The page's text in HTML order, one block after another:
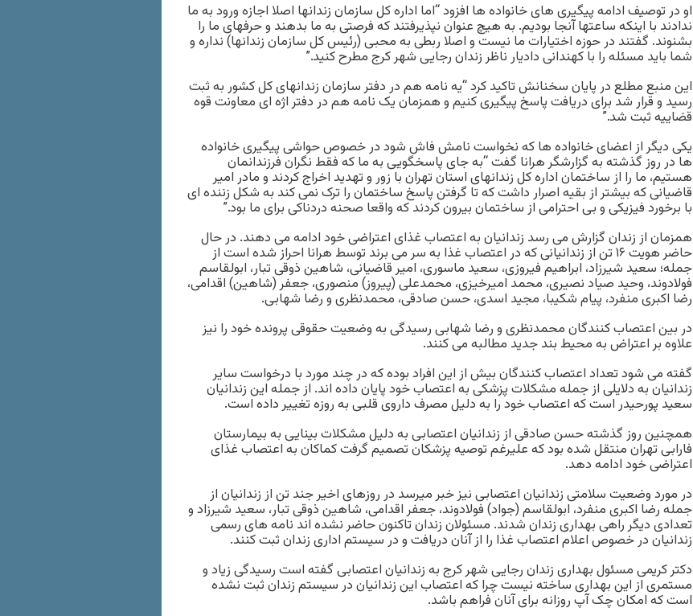
او در توصیف ادامه پیگیری های خانواده ها افزود “اما اداره کل سازمان زندانها اصلا اجازه ورود به ما
ندادند با اینکه ساعتها آنجا بودیم. به هیچ عنوان نپذیرفتند که فرصتی به ما بدهند و حرفهای ما را
بشنوند. گفتند در حوزه اختیارات ما نیست و اصلا ربطی به محبی (رئیس کل سازمان زندانها) نداره و
شما باید مسئله را با کهندانی دادیار ناظر زندان رجایی شهر کرج مطرح کنید.”
این منبع مطلع در پایان سخنانش تاکید کرد “یه نامه هم در دفتر سازمان زندانهای کل کشور به ثبت
رسید و قرار شد برای دریافت پاسخ پیگیری کنیم و همزمان یک نامه هم در دفتر اژه ای معاونت قوه
قضاییه ثبت شد.”
یکی دیگر از اعضای خانواده ها که نخواست نامش فاش شود در خصوص حواشی پیگیری خانواده
ها در روز گذشته به گزارشگر هرانا گفت “به جای پاسخگویی به ما که فقط نگران فرزندانمان
هستیم، ما را از ساختمان اداره کل زندانهای استان تهران با زور و تهدید اخراج کردند و مادر امیر
قاضیانی که بیشتر از بقیه اصرار داشت که تا گرفتن پاسخ ساختمان را ترک نمی کند به شکل زننده ای
با برخورد فیزیکی و بی احترامی از ساختمان بیرون کردند که واقعا صحنه دردناکی برای ما بود.”
همزمان از زندان گزارش می رسد زندانیان به اعتصاب غذای اعتراضی خود ادامه می دهند. در حال
حاضر هویت ۱۶ تن از زندانیانی که در اعتصاب غذا به سر می برند توسط هرانا احراز شده است از
جمله؛ سعید شیرزاد، ابراهیم فیروزی، سعید ماسوری، امیر قاضیانی، شاهین ذوقی تبار، ابولقاسم
فولادوند، وحید صیاد نصیری، محمد امیرخیزی، محمدعلی (پیروز) منصوری، جعفر (شاهین) اقدامی،
رضا اکبری منفرد، پیام شکیبا، مجید اسدی، حسن صادقی، محمدنظری و رضا شهابی.
در بین اعتصاب کنندگان محمدنظری و رضا شهابی رسیدگی به وضعیت حقوقی پرونده خود را نیز
علاوه بر اعتراض به محیط بند جدید مطالبه می کنند.
گفته می شود تعداد اعتصاب کنندگان بیش از این افراد بوده که در چند مورد با درخواست سایر
زندانیان به دلایلی از جمله مشکلات پزشکی به اعتصاب خود پایان داده اند. از جمله این زندانیان
سعید پورحیدر است که اعتصاب خود را به دلیل مصرف داروی قلبی به روزه تغییر داده است.
همچنین روز گذشته حسن صادقی از زندانیان اعتصابی به دلیل مشکلات بینایی به بیمارستان
فارابی تهران منتقل شده بود که علیرغم توصیه پزشکان تصمیم گرفت کماکان به اعتصاب غذای
اعتراضی خود ادامه دهد.
در مورد وضعیت سلامتی زندانیان اعتصابی نیز خبر میرسد در روزهای اخیر جند تن از زندانیان از
جمله رضا اکبری منفرد، ابولقاسم (جواد) فولادوند، جعفر اقدامی، شاهین ذوقی تبار، سعید شیرزاد و
تعدادی دیگر راهی بهداری زندان شدند. مسئولان زندان تاکنون حاضر نشده اند نامه های رسمی
زندانیان در خصوص اعلام اعتصاب غذا را از آنان دریافت و در سیستم اداری زندان ثبت کنند.
دکتر کریمی مسئول بهداری زندان رجایی شهر کرج به زندانیان اعتصابی گفته است رسیدگی زیاد و
مستمری از این بهداری ساخته نیست چرا که اعتصاب این زندانیان در سیستم زندان ثبت نشده
است که امکان چک آپ روزانه برای آنان فراهم باشد.